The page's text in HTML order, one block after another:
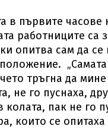
в първите часове
работниците са
опитва сам да се
тръгна да мине
не го пуснаха,
колата, пак не го
които се